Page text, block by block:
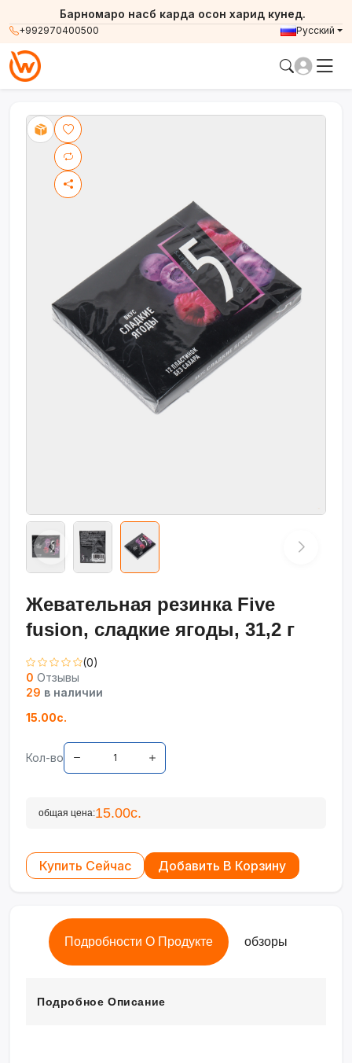
+992970400500
Барномаро насб карда осон харид кунед.
Русский
Жевательная резинка Five
fusion, cладкие ягоды, 31,2 г
(0)
0 Отзывы
29 в наличии
15.00с.
Кол-во
общая цена:15.00с.
Купить Сейчас Добавить В Корзину
Подробности О Продукте обзоры
Подробное Описание